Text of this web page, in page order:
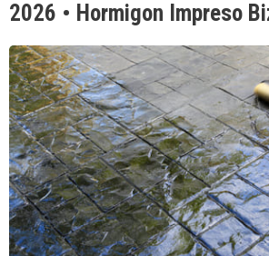
2026 • Hormigon Impreso